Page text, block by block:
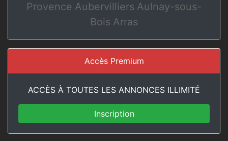
Provence Aubervilliers Aulnay-sous-
Bois Arras
Accès Premium
ACCÈS À TOUTES LES ANNONCES ILLIMITÉ
Inscription